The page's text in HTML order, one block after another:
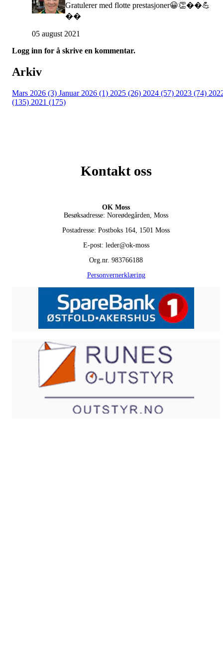
Gratulerer med flotte prestasjoner😀👏��💪
��
05 august 2021
Logg inn for å skrive en kommentar.
Arkiv
Mars 2026 (3) Januar 2026 (1) 2025 (26) 2024 (57) 2023 (74)
(135) 2021 (175)
Kontakt oss
OK Moss
Besøksadresse: Noreødegården, Moss
Postadresse: Postboks 164, 1501 Moss
E-post: leder@ok-moss
Org.nr. 983766188
Personvernerklæring